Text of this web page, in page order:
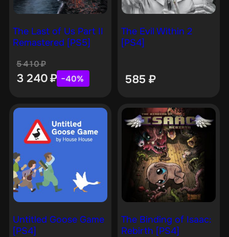
The Last of Us Part II
Remastered [PS5]
5 410₽
3 240₽ −40%
The Evil Within 2
[PS4]
585 ₽
Untitled Goose Game
[PS4]
The Binding of Isaac:
Rebirth [PS4]